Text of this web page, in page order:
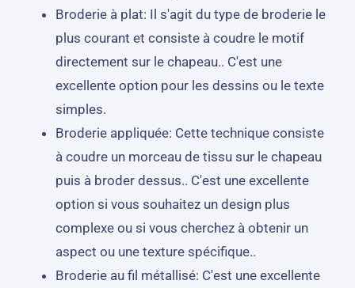
Broderie à plat: Il s'agit du type de broderie le
plus courant et consiste à coudre le motif
directement sur le chapeau.. C'est une
excellente option pour les dessins ou le texte
simples.
Broderie appliquée: Cette technique consiste
à coudre un morceau de tissu sur le chapeau
puis à broder dessus.. C'est une excellente
option si vous souhaitez un design plus
complexe ou si vous cherchez à obtenir un
aspect ou une texture spécifique..
Broderie au fil métallisé: C'est une excellente